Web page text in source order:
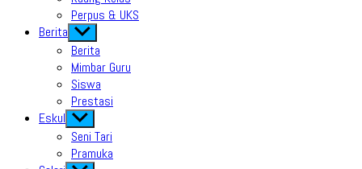
Perpus & UKS
Berita Show
sub
menu
Berita
Mimbar Guru
Siswa
Prestasi
Eskul Show
sub
menu
Seni Tari
Pramuka